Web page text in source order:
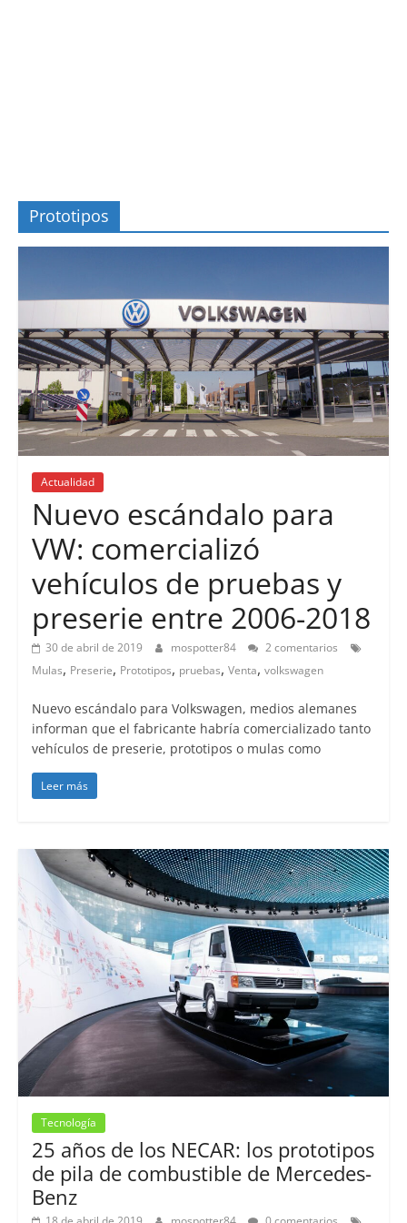
Prototipos
Actualidad
Nuevo escándalo para
VW: comercializó
vehículos de pruebas y
preserie entre 2006-2018
30 de abril de 2019 mospotter84
2 comentarios
Mulas, Preserie, Prototipos, pruebas, Venta, volkswagen
Nuevo escándalo para Volkswagen, medios alemanes
informan que el fabricante habría comercializado tanto
vehículos de preserie, prototipos o mulas como
Leer más
Tecnología
25 años de los NECAR: los prototipos
de pila de combustible de Mercedes-
Benz